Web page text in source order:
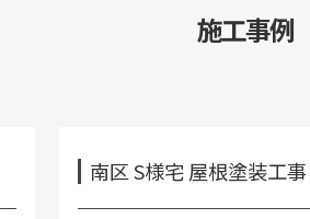
施工事例
南区 S様宅 屋根塗装工事